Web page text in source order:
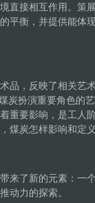
直接相互作用。策
平衡，并提供能体
品，反映了相关艺
炭扮演重要角色的
重要影响，是工人
煤炭怎样影响和定
来了新的元素：一
动力的探索。